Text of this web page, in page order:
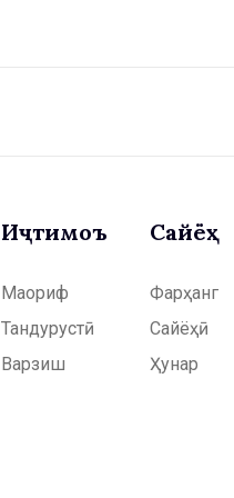
Иҷтимоъ
Маориф
Тандурустӣ
Варзиш
Сайёҳӣ
Фарҳанг
Сайёҳӣ
Ҳунар